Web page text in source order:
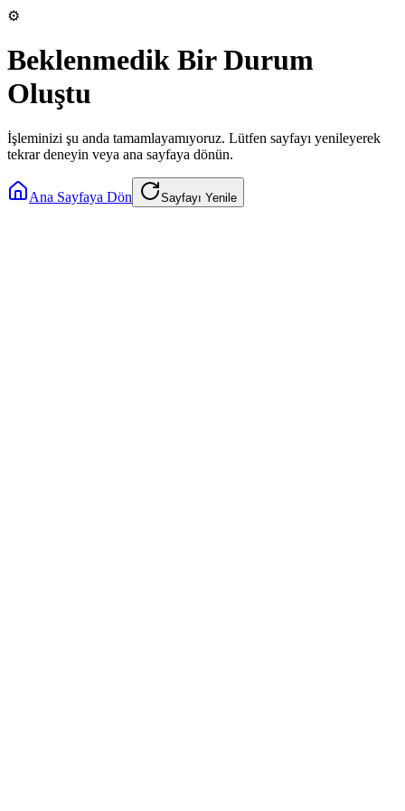
⚙️
Beklenmedik Bir Durum
Oluştu
İşleminizi şu anda tamamlayamıyoruz. Lütfen sayfayı yenileyerek
tekrar deneyin veya ana sayfaya dönün.
Ana Sayfaya Dön Sayfayı Yenile